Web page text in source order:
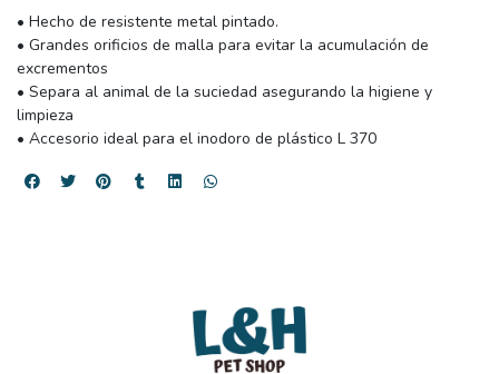
• Hecho de resistente metal pintado.
• Grandes orificios de malla para evitar la acumulación de
excrementos
• Separa al animal de la suciedad asegurando la higiene y
limpieza
• Accesorio ideal para el inodoro de plástico L 370